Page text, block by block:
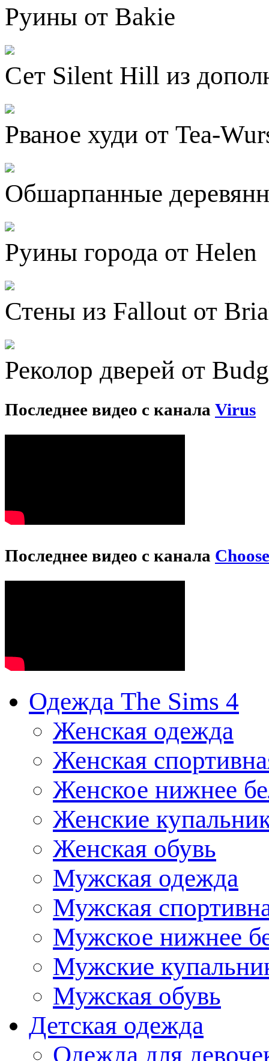
Руины от Bakie
Сет Silent Hill из
Рваное худи от Tea-
Обшарпанные
Руины города от Helen
Стены из Fallout от
Реколор дверей от
Последнее видео с канала Virus
Последнее видео с канала
Одежда The Sims 4
Женская одежда
Женская
Женское нижнее
Женские
Женская обувь
Мужская одежда
Мужская
Мужское нижнее
Мужские
Мужская обувь
Детская одежда
Одежда для